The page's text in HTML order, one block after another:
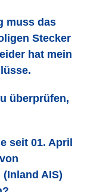
muss das
Stecker
hat mein
überprüfen,
seit 01. April
AIS)